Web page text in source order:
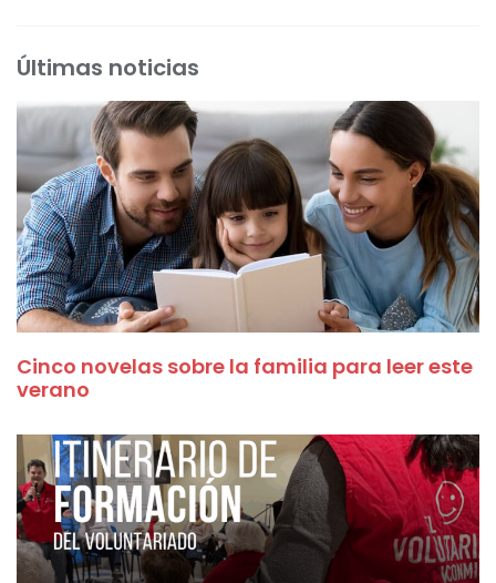
Últimas noticias
Cinco novelas sobre la familia para leer este
verano